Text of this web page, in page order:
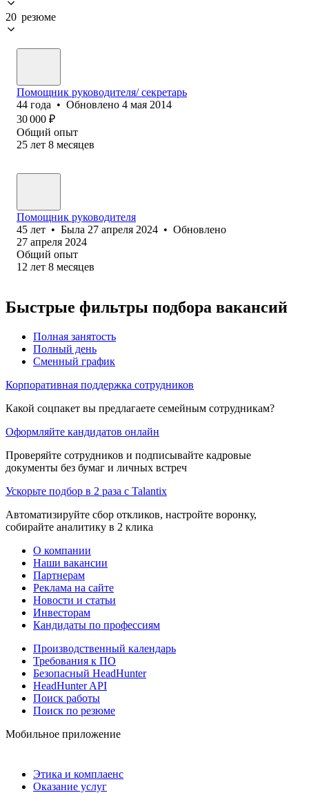
20 резюме
Помощник руководителя/ секретарь
44 года • Обновлено 4 мая 2014
30 000 ₽
Общий опыт
25 лет 8 месяцев
Помощник руководителя
45 лет • Была 27 апреля 2024 • Обновлено
27 апреля 2024
Общий опыт
12 лет 8 месяцев
Быстрые фильтры подбора вакансий
Полная занятость
Полный день
Сменный график
Корпоративная поддержка сотрудников
Какой соцпакет вы предлагаете семейным сотрудникам?
Оформляйте кандидатов онлайн
Проверяйте сотрудников и подписывайте кадровые
документы без бумаг и личных встреч
Ускорьте подбор в 2 раза с Talantix
Автоматизируйте сбор откликов, настройте воронку,
собирайте аналитику в 2 клика
О компании
Наши вакансии
Партнерам
Реклама на сайте
Новости и статьи
Инвесторам
Кандидаты по профессиям
Производственный календарь
Требования к ПО
Безопасный HeadHunter
HeadHunter API
Поиск работы
Поиск по резюме
Мобильное приложение
Этика и комплаенс
Оказание услуг